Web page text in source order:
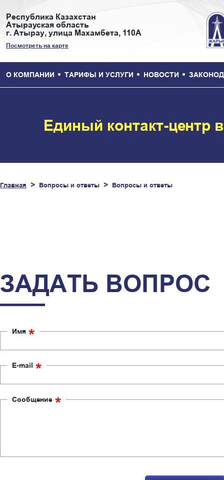
Республика Казахстан
Атырауская область
г. Атырау, улица Махамбета, 110А
Посмотреть на карте
О КОМПАНИИ ТАРИФЫ И УСЛУГИ НОВОСТИ
Единый контакт-центр
Главная Вопросы и ответы Вопросы и ответы
ЗАДАТЬ ВОПРОС
Имя *
E-mail *
Сообщение *